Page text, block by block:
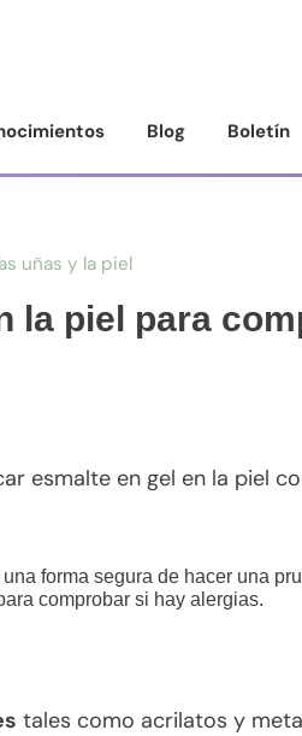
Blog Boletín
uñas y la piel
la piel para
esmalte en gel en la piel
forma segura de hacer una
comprobar si hay alergias.
tales como acrilatos y